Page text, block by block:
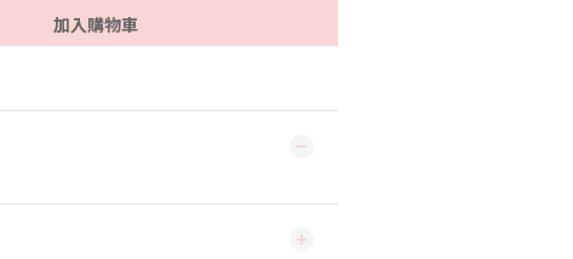
加入購物車